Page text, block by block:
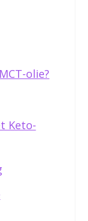
olie?
Keto-